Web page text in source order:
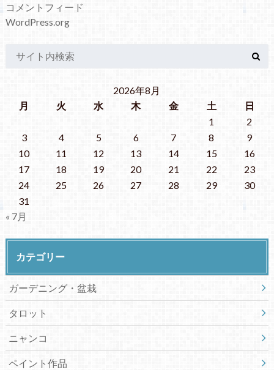
コメントフィード
WordPress.org
2026年8月
月
火 水 木 金 土
日
1
2
3
4 5 6 7 8
9
10
11 12 13 14 15
16
17
18 19 20 21 22
23
24
25 26 27 28 29
30
31
« 7月
カテゴリー
ガーデニング・盆栽
タロット
ニャンコ
ペイント作品